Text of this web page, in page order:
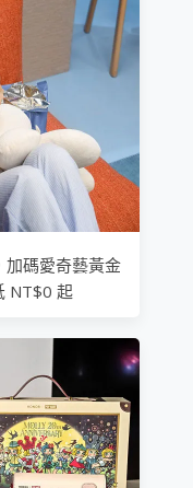
加碼愛奇藝黃金
NT$0 起